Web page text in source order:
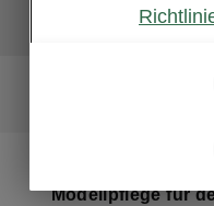
Modellpflege für